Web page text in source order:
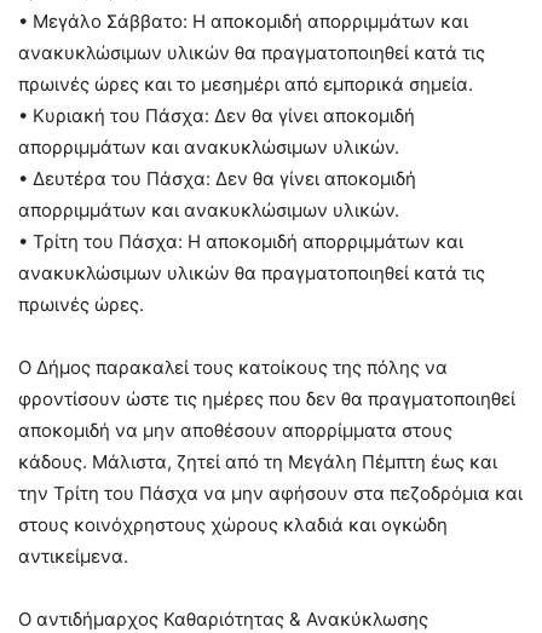
• Μεγάλο Σάββατο: Η αποκομιδή απορριμμάτων και
ανακυκλώσιμων υλικών θα πραγματοποιηθεί κατά τις
πρωινές ώρες και το μεσημέρι από εμπορικά σημεία.
• Κυριακή του Πάσχα: Δεν θα γίνει αποκομιδή
απορριμμάτων και ανακυκλώσιμων υλικών.
• Δευτέρα του Πάσχα: Δεν θα γίνει αποκομιδή
απορριμμάτων και ανακυκλώσιμων υλικών.
• Τρίτη του Πάσχα: Η αποκομιδή απορριμμάτων και
ανακυκλώσιμων υλικών θα πραγματοποιηθεί κατά τις
πρωινές ώρες.
Ο Δήμος παρακαλεί τους κατοίκους της πόλης να
φροντίσουν ώστε τις ημέρες που δεν θα πραγματοποιηθεί
αποκομιδή να μην αποθέσουν απορρίμματα στους
κάδους. Μάλιστα, ζητεί από τη Μεγάλη Πέμπτη έως και
την Τρίτη του Πάσχα να μην αφήσουν στα πεζοδρόμια και
στους κοινόχρηστους χώρους κλαδιά και ογκώδη
αντικείμενα.
Ο αντιδήμαρχος Καθαριότητας & Ανακύκλωσης